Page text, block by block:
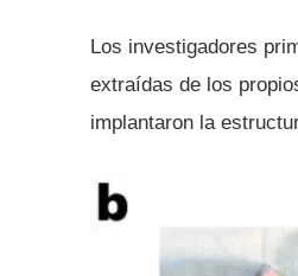
Los investigadores
extraídas de los
implantaron la